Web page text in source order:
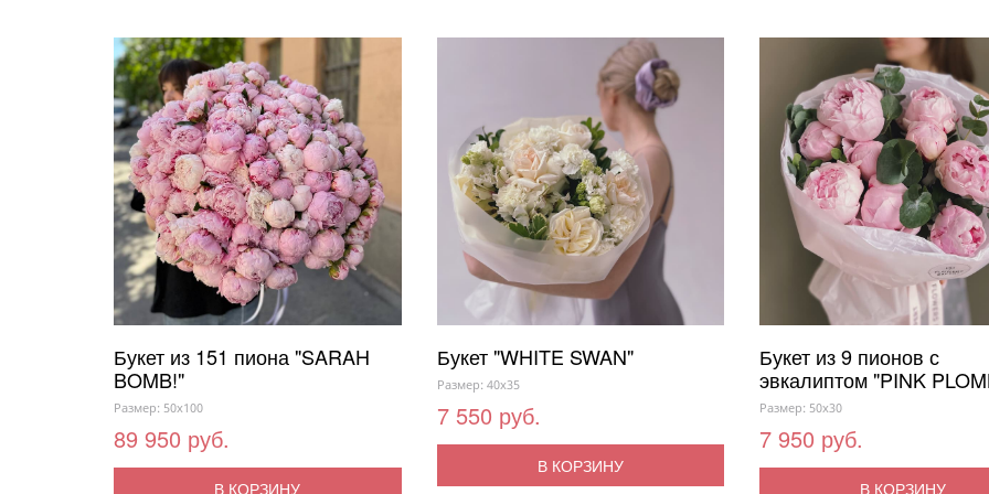
Букет из 151 пиона "SARAH
BOMB!"
Размер: 50x100
89 950 руб.
В КОРЗИНУ
Букет "WHITE SWAN"
Размер: 40x35
7 550 руб.
В КОРЗИНУ
Букет из 9 пионов с
эвкалиптом "PINK
Размер: 50x30
7 950 руб.
В КОРЗИНУ